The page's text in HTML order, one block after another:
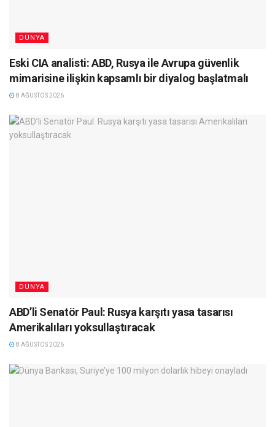
DÜNYA
Eski CIA analisti: ABD, Rusya ile Avrupa güvenlik
mimarisine ilişkin kapsamlı bir diyalog başlatmalı
8 AĞUSTOS 2026
DÜNYA
ABD’li Senatör Paul: Rusya karşıtı yasa tasarısı
Amerikalıları yoksullaştıracak
8 AĞUSTOS 2026